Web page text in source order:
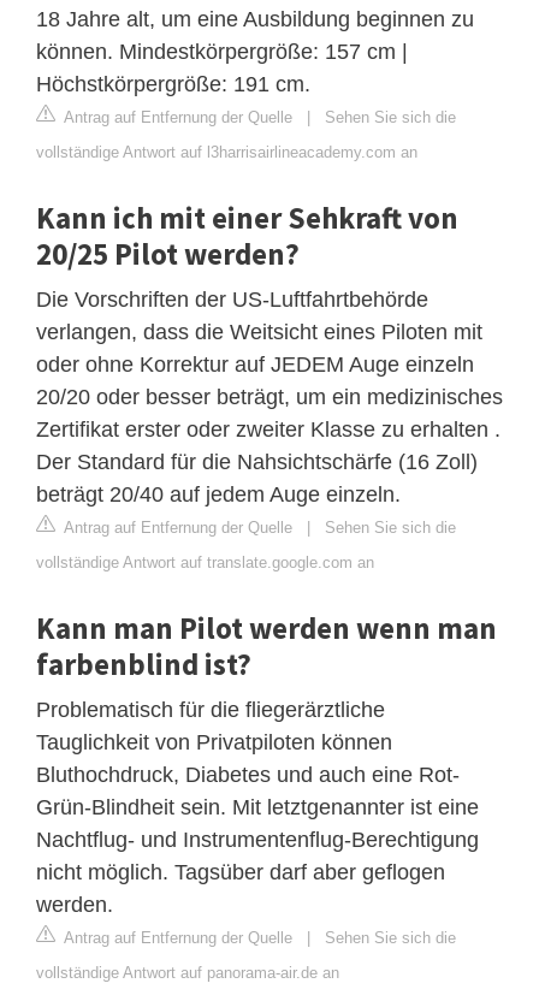
18 Jahre alt, um eine Ausbildung beginnen zu
können. Mindestkörpergröße: 157 cm |
Höchstkörpergröße: 191 cm.
Antrag auf Entfernung der Quelle | Sehen Sie sich die
vollständige Antwort auf l3harrisairlineacademy.com an
Kann ich mit einer Sehkraft von
20/25 Pilot werden?
Die Vorschriften der US-Luftfahrtbehörde
verlangen, dass die Weitsicht eines Piloten mit
oder ohne Korrektur auf JEDEM Auge einzeln
20/20 oder besser beträgt, um ein medizinisches
Zertifikat erster oder zweiter Klasse zu erhalten .
Der Standard für die Nahsichtschärfe (16 Zoll)
beträgt 20/40 auf jedem Auge einzeln.
Antrag auf Entfernung der Quelle | Sehen Sie sich die
vollständige Antwort auf translate.google.com an
Kann man Pilot werden wenn man
farbenblind ist?
Problematisch für die fliegerärztliche
Tauglichkeit von Privatpiloten können
Bluthochdruck, Diabetes und auch eine Rot-
Grün-Blindheit sein. Mit letztgenannter ist eine
Nachtflug- und Instrumentenflug-Berechtigung
nicht möglich. Tagsüber darf aber geflogen
werden.
Antrag auf Entfernung der Quelle | Sehen Sie sich die
vollständige Antwort auf panorama-air.de an